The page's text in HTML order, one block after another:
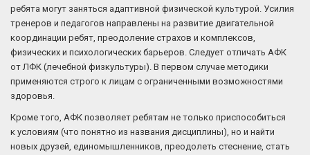
ребята могут заняться адаптивной физической культурой. Усилия
тренеров и педагогов направлены на развитие двигательной
координации ребят, преодоление страхов и комплексов,
физических и психологических барьеров. Следует отличать АФК
от ЛФК (лечебной физкультуры). В первом случае методики
применяются строго к лицам с ограниченными возможностями
здоровья.
Кроме того, АФК позволяет ребятам не только приспособиться
к условиям (что понятно из названия дисциплины), но и найти
новых друзей, единомышленников, преодолеть стеснение, стать